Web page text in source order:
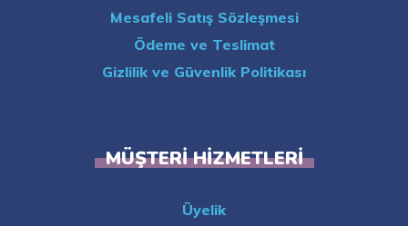
Mesafeli Satış Sözleşmesi
Ödeme ve Teslimat
Gizlilik ve Güvenlik Politikası
MÜŞTERI HIZMETLERI
Üyelik